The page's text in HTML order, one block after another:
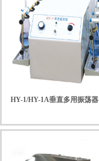
HY-1/HY-1A垂直多用振荡器